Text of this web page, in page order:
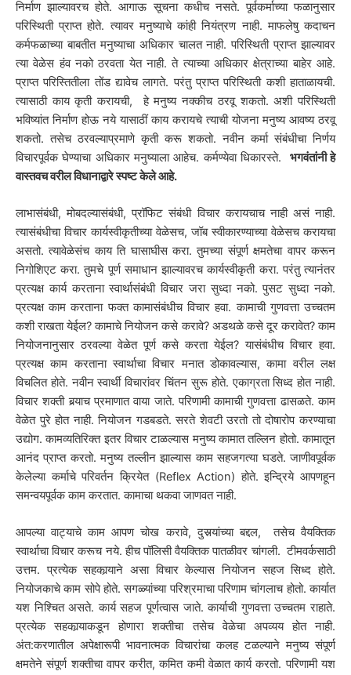
निर्माण झाल्यावरच होते. आगाऊ सूचना कधीच नसते. पूर्वकर्माच्या फळानुसार
परिस्थिती प्राप्त होते. त्यावर मनुष्याचे कांही नियंत्रण नाही. माफलेषु कदाचन
कर्मफळाच्या बाबतीत मनुष्याचा अधिकार चालत नाही. परिस्थिती प्राप्त झाल्यावर
त्या वेळेस हंव नको ठरवता येत नाही. ते त्याच्या अधिकार क्षेत्राच्या बाहेर आहे.
प्राप्त परिस्तितीला तोंड द्यावेच लागते. परंतु प्राप्त परिस्थिती कशी हाताळायची.
त्यासाठी काय कृती करायची, हे मनुष्य नक्कीच ठरवू शकतो. अशी परिस्थिती
भविष्यांत निर्माण होऊ नये यासाठीं काय करायचे त्याची योजना मनुष्य आवष्य ठरवू
शकतो. तसेच ठरवल्याप्रमाणे कृती करू शकतो. नवीन कर्मा संबंधीचा निर्णय
विचारपूर्वक घेण्याचा अधिकार मनुष्याला आहेच. कर्मण्येवा धिकारस्ते. भगवंतांनी हे
वास्तवच वरील विधानाद्वारे स्पष्ट केले आहे.
लाभासंबंधी, मोबदल्यासंबंधी, प्रॉफिट संबंधी विचार करायचाच नाही असं नाही.
त्यासंबंधीचा विचार कार्यस्वीकृतीच्या वेळेसच, जॉब स्वीकारण्याच्या वेळेसच करायचा
असतो. त्यावेळेसंच काय ति घासाघीस करा. तुमच्या संपूर्ण क्षमतेचा वापर करून
निगोशिएट करा. तुमचे पूर्ण समाधान झाल्यावरच कार्यस्वीकृती करा. परंतु त्यानंतर
प्रत्यक्ष कार्य करताना स्वार्थासंबंधी विचार जरा सुध्दा नको. पुसट सुध्दा नको.
प्रत्यक्ष काम करताना फक्त कामासंबंधीच विचार हवा. कामाची गुणवत्ता उच्चतम
कशी राखता येईल? कामाचे नियोजन कसे करावे? अडथळे कसे दूर करावेत? काम
नियोजनानुसार ठरवल्या वेळेत पूर्ण कसे करता येईल? यासंबंधीच विचार हवा.
प्रत्यक्ष काम करताना स्वार्थाचा विचार मनात डोकावल्यास, कामा वरील लक्ष
विचलित होते. नवीन स्वार्थी विचारांवर चिंतन सुरू होते. एकाग्रता सिध्द होत नाही.
विचार शक्ती बर्‍याच प्रमाणात वाया जाते. परिणामी कामाची गुणवत्ता ढासळते. काम
वेळेत पुरे होत नाही. नियोजन गडबडते. सरते शेवटी उरतो तो दोषारोप करण्याचा
उद्योग. कामव्यतिरिक्त इतर विचार टाळल्यास मनुष्य कामात तल्लिन होतो. कामातून
आनंद प्राप्त करतो. मनुष्य तल्लीन झाल्यास काम सहजगत्या घडते. जाणीवपूर्वक
केलेल्या कर्माचे परिवर्तन क्रियेत (Reflex Action) होते. इन्द्रिये आपणहून
समन्वयपूर्वक काम करतात. कामाचा थकवा जाणवत नाही.
आपल्या वाट्याचे काम आपण चोख करावे, दुसर्‍यांच्या बद्दल, तसेच वैयक्तिक
स्वार्थाचा विचार करूच नये. हीच पॉलिसी वैयक्तिक पातळीवर चांगली. टीमवर्कसाठी
उत्तम. प्रत्येक सहकार्‍याने असा विचार केल्यास नियोजन सहज सिध्द होते.
नियोजकाचे काम सोपे होते. सगळ्यांच्या परिश्रमाचा परिणाम चांगलाच होतो. कार्यात
यश निश्चित असते. कार्य सहज पूर्णत्वास जाते. कार्याची गुणवत्ता उच्चतम राहाते.
प्रत्येक सहकार्‍याकडून होणारा शक्तीचा तसेच वेळेचा अपव्यय होत नाही.
अंत:करणातील अपेक्षारूपी भावनात्मक विचारांचा कलह टळल्याने मनुष्य संपूर्ण
क्षमतेने संपूर्ण शक्तीचा वापर करीत, कमित कमी वेळात कार्य करतो. परिणामी यश